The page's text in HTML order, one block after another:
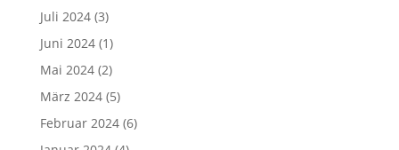
Juli 2024(3)
Juni 2024(1)
Mai 2024(2)
März 2024(5)
Februar 2024(6)